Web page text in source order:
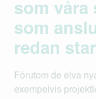
som våra
som
redan
Förutom de elva
exempelvis